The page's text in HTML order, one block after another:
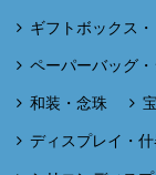
ギフトボックス
ペーパーバッグ
和装・念珠
ディスプレイ・什